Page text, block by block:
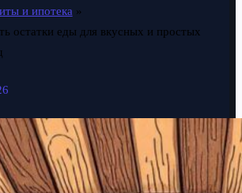
и ипотека
остатки еды для вкусных и простых